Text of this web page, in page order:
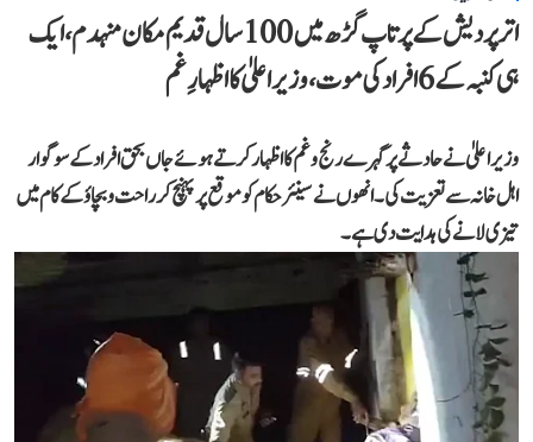
اتر پردیش کے پرتاپ گڑھ میں 100 سال قدیم مکان منہدم، ایک
ہی کنبہ کے 6 افراد کی موت، وزیر اعلیٰ کا اظہارِ غم
وزیر اعلیٰ نے حادثے پر گہرے رنج و غم کا اظہار کرتے ہوئے جاں بحق افراد کے سوگوار
اہل خانہ سے تعزیت کی۔ انھوں نے سینئر حکام کو موقع پر پہنچ کر راحت و بچاؤ کے کام میں
تیزی لانے کی ہدایت دی ہے۔